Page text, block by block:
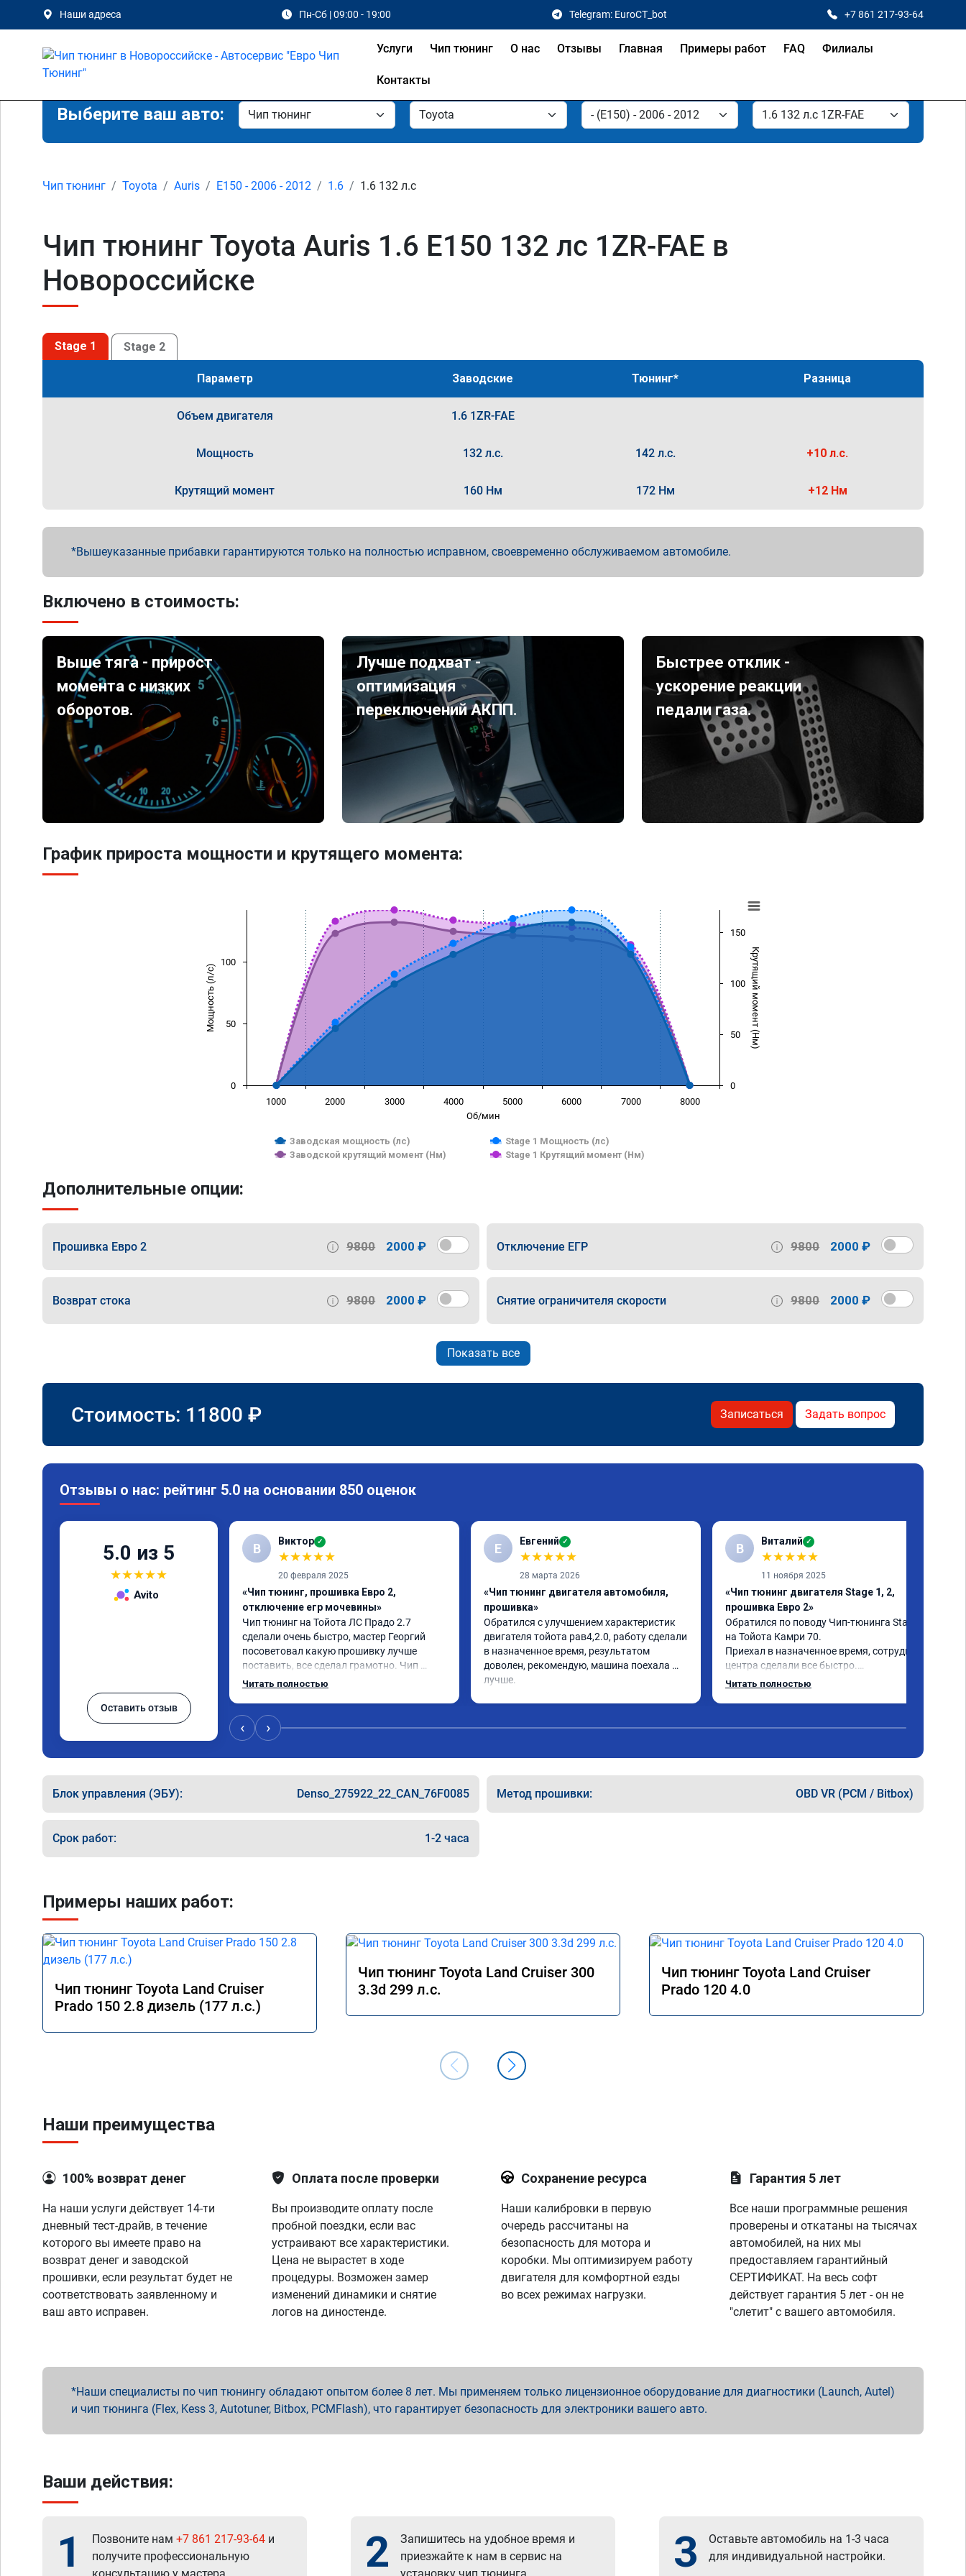
Наши адреса Пн-Сб | 09:00 - 19:00 Telegram: EuroCT_bot +7 861 217-93-64
Услуги Чип тюнинг О нас Отзывы Главная Примеры работ FAQ Филиалы
Контакты
Выберите ваш авто:
Чип тюнинг Toyota Auris E150 - 2006 - 2012 1.6 1.6 132 л.с
Чип тюнинг Toyota Auris 1.6 E150 132 лс 1ZR-FAE в
Новороссийске
Stage 1 Stage 2
Параметр Заводские Тюнинг* Разница
Объем двигателя 1.6 1ZR-FAE
Мощность 132 л.с. 142 л.с. +10 л.с.
Крутящий момент 160 Нм 172 Нм +12 Нм
Вышеуказанные прибавки гарантируются только на полностью исправном, своевременно обслуживаемом автомобиле.
Включено в стоимость:
Выше тяга - прирост
момента с низких
оборотов.
Лучше подхват -
оптимизация
переключений АКПП.
Быстрее отклик -
ускорение реакции
педали газа.
График прироста мощности и крутящего момента:
Об/мин
Мощность (л/с) Крутящий момент (Нм)
Заводская мощность (лс)
Stage 1 Мощность (лс)
Заводской крутящий момент (Нм)
Stage 1 Крутящий момент (Нм)
1000 2000 3000 4000 5000 6000 7000 8000
0
50
100
0
50
100
150
Дополнительные опции:
Прошивка Евро 2 9800 2000 ₽ Отключение ЕГР 9800 2000 ₽
Возврат стока 9800 2000 ₽ Снятие ограничителя скорости 9800 2000 ₽
Показать все
Стоимость: 11800 ₽ Записаться Задать вопрос
Отзывы о нас: рейтинг 5.0 на основании 850 оценок
5.0 из 5
★★★★★
Avito
Оставить отзыв
В Виктор ✓
★★★★★
20 февраля 2025
«Чип тюнинг, прошивка Евро 2,
отключение егр мочевины»
Чип тюнинг на Тойота ЛС Прадо 2.7
сделали очень быстро, мастер Георгий
посоветовал какую прошивку лучше
поставить, все сделал грамотно. Чип
тюнингом очень доволен, машина ожила
коробка даже стала работать лучше,
пропали провалы. Расход топлива
Читать полностью
Е Евгений ✓
★★★★★
28 марта 2026
«Чип тюнинг двигателя автомобиля,
прошивка»
Обратился с улучшением характеристик
двигателя тойота рав4,2.0, работу сделали
в назначенное время, результатом
доволен, рекомендую, машина поехала
лучше.
В Виталий ✓
★★★★★
11 ноября 2025
«Чип тюнинг двигателя Stage 1, 2,
прошивка Евро 2»
Обратился по поводу Чип-тюнинга Stage 1
на Тойота Камри 70.
Приехал в назначенное время, сотрудники
центра сделали все быстро.
Авто тестирую, пока всë устраивает.
Читать полностью
‹ ›
Блок управления (ЭБУ): Denso_275922_22_CAN_76F0085 Метод прошивки: OBD VR (PCM / Bitbox)
Срок работ: 1-2 часа
Примеры наших работ:
Чип тюнинг Toyota Land Cruiser
Prado 150 2.8 дизель (177 л.с.)
Чип тюнинг Toyota Land Cruiser 300
3.3d 299 л.с.
Чип тюнинг Toyota Land Cruiser
Prado 120 4.0
Наши преимущества
100% возврат денег
На наши услуги действует 14-ти
дневный тест-драйв, в течение
которого вы имеете право на
возврат денег и заводской
прошивки, если результат будет не
соответствовать заявленному и
ваш авто исправен.
Оплата после проверки
Вы производите оплату после
пробной поездки, если вас
устраивают все характеристики.
Цена не вырастет в ходе
процедуры. Возможен замер
изменений динамики и снятие
логов на диностенде.
Сохранение ресурса
Наши калибровки в первую
очередь рассчитаны на
безопасность для мотора и
коробки. Мы оптимизируем работу
двигателя для комфортной езды
во всех режимах нагрузки.
Гарантия 5 лет
Все наши программные решения
проверены и откатаны на тысячах
автомобилей, на них мы
предоставляем гарантийный
СЕРТИФИКАТ. На весь софт
действует гарантия 5 лет - он не
"слетит" с вашего автомобиля.
Наши специалисты по чип тюнингу обладают опытом более 8 лет. Мы применяем только лицензионное оборудование для диагностики (Launch, Autel)
и чип тюнинга (Flex, Kess 3, Autotuner, Bitbox, PCMFlash), что гарантирует безопасность для электроники вашего авто.
Ваши действия:
1 Позвоните нам +7 861 217-93-64 и
получите профессиональную
2
Запишитесь на удобное время и
приезжайте к нам в сервис на
3
Оставьте автомобиль на 1-3 часа
для индивидуальной настройки.